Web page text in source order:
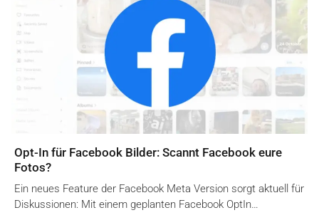
Opt-In für Facebook Bilder: Scannt Facebook eure
Fotos?
Ein neues Feature der Facebook Meta Version sorgt aktuell für
Diskussionen: Mit einem geplanten Facebook OptIn…